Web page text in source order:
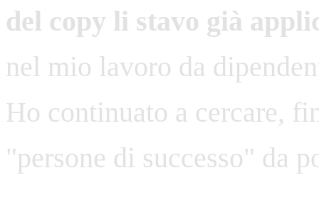
del copy li stavo già
nel mio lavoro da
Ho continuato a cercare,
"persone di successo" da